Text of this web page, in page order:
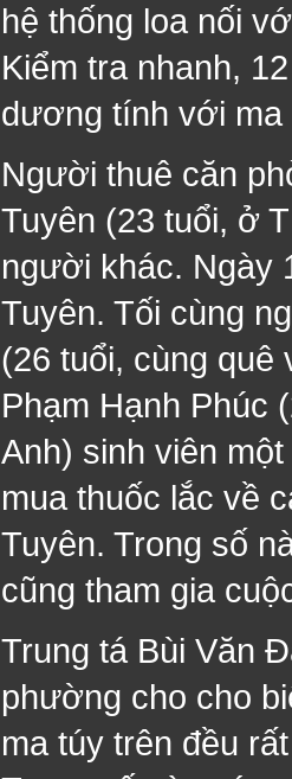
hệ thống loa nối
Kiểm tra nhanh,
dương tính với ma
Người thuê căn
Tuyên (23 tuổi, ở
người khác. Ngày
Tuyên. Tối cùng
(26 tuổi, cùng quê
Phạm Hạnh Phúc
Anh) sinh viên
mua thuốc lắc về
Tuyên. Trong số
cũng tham gia
Trung tá Bùi Văn
phường cho cho
ma túy trên đều